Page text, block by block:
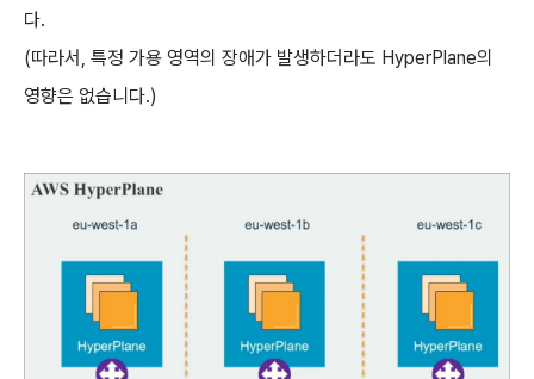
다.
(따라서, 특정 가용 영역의 장애가 발생하더라도 HyperPlane의
영향은 없습니다.)